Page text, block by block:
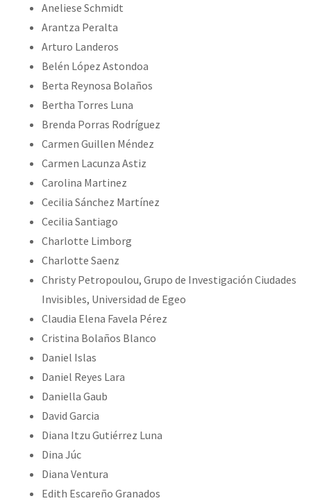
Aneliese Schmidt
Arantza Peralta
Arturo Landeros
Belén López Astondoa
Berta Reynosa Bolaños
Bertha Torres Luna
Brenda Porras Rodríguez
Carmen Guillen Méndez
Carmen Lacunza Astiz
Carolina Martinez
Cecilia Sánchez Martínez
Cecilia Santiago
Charlotte Limborg
Charlotte Saenz
Christy Petropoulou, Grupo de Investigación Ciudades
Invisibles, Universidad de Egeo
Claudia Elena Favela Pérez
Cristina Bolaños Blanco
Daniel Islas
Daniel Reyes Lara
Daniella Gaub
David Garcia
Diana Itzu Gutiérrez Luna
Dina Júc
Diana Ventura
Edith Escareño Granados